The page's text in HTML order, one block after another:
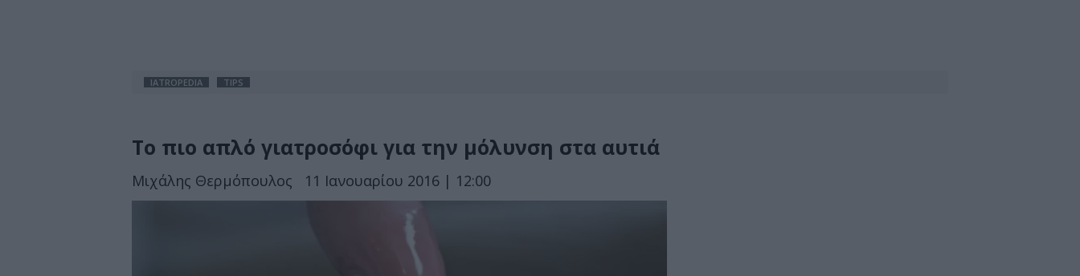
IATROPEDIA TIPS
Το πιο απλό γιατροσόφι για την μόλυνση στα αυτιά
Μιχάλης Θερμόπουλος 11 Ιανουαρίου 2016 | 12:00